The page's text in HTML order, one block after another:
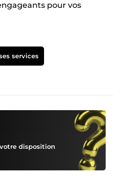
pour vos
services
disposition